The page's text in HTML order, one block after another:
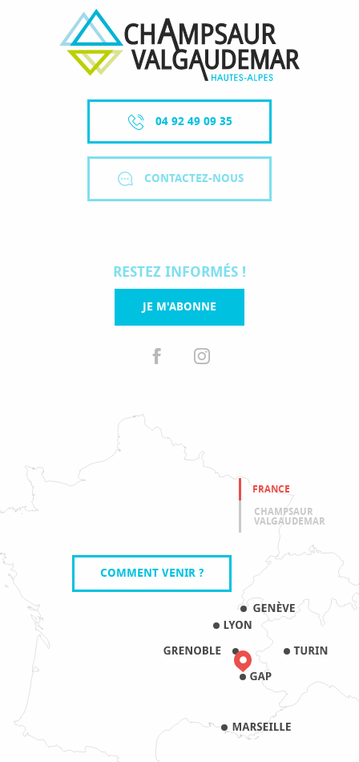
04 92 49 09 35
CONTACTEZ-NOUS
RESTEZ INFORMÉS !
JE M'ABONNE
FRANCE
CHAMPSAUR
VALGAUDEMAR
COMMENT VENIR ?